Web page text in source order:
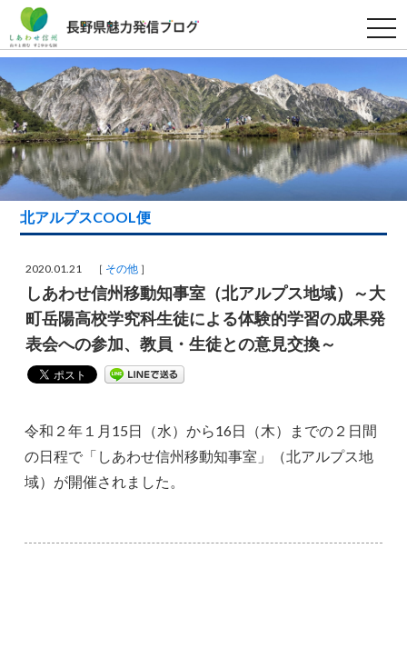
t
o
g
e
n
a
v
i
g
i
北アルプスCOOL便
2020.01.21 ［ その他 ］
しあわせ信州移動知事室（北アルプス地域）～大
町岳陽高校学究科生徒による体験的学習の成果発
表会への参加、教員・生徒との意見交換～
令和２年１月15日（水）から16日（木）までの２日間
の日程で「しあわせ信州移動知事室」（北アルプス地
域）が開催されました。